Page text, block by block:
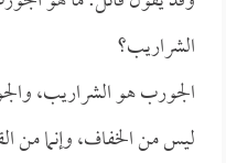
الشراريب؟
الجورب هو الشراريب،
ليس من الخفاف، وإنما من